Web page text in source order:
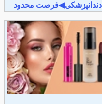
دندانپزشکی◀فرصت محدود